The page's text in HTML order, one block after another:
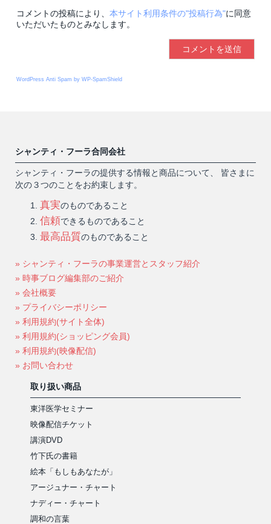
コメントの投稿により、 本サイト利用条件の"投稿行為"に同意
いただいたものとみなします。
WordPress Anti Spam by WP-SpamShield
シャンティ・フーラ合同会社
シャンティ・フーラの提供する情報と商品について、 皆さまに
次の３つのことをお約束します。
真実のものであること
信頼できるものであること
最高品質のものであること
» シャンティ・フーラの事業運営とスタッフ紹介
» 時事ブログ編集部のご紹介
» 会社概要
» プライバシーポリシー
» 利用規約(サイト全体)
» 利用規約(ショッピング会員)
» 利用規約(映像配信)
» お問い合わせ
取り扱い商品
東洋医学セミナー
映像配信チケット
講演DVD
竹下氏の書籍
絵本「もしもあなたが」
アージュナー・チャート
ナディー・チャート
調和の言葉